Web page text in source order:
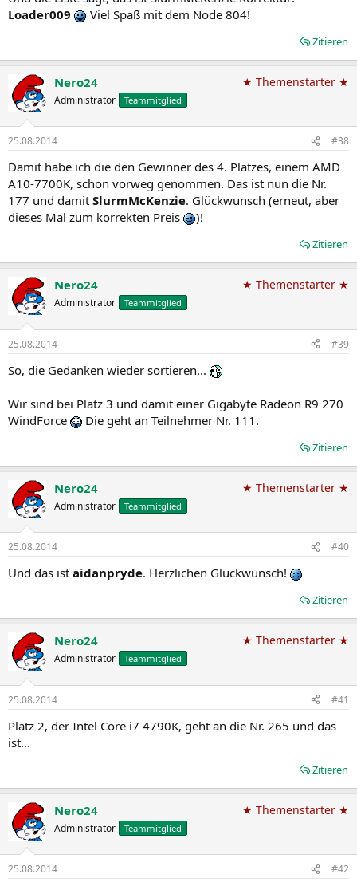
Loader009
Viel Spaß mit dem Node 804!
Zitieren
Nero24
Administrator Teammitglied
★ Themenstarter ★
25.08.2014 #38
Damit habe ich die den Gewinner des 4. Platzes, einem AMD
A10-7700K, schon vorweg genommen. Das ist nun die Nr.
177 und damit SlurmMcKenzie. Glückwunsch (erneut, aber
dieses Mal zum korrekten Preis
)!
Zitieren
Nero24
Administrator Teammitglied
★ Themenstarter ★
25.08.2014 #39
So, die Gedanken wieder sortieren...
Wir sind bei Platz 3 und damit einer Gigabyte Radeon R9 270
WindForce
Die geht an Teilnehmer Nr. 111.
Zitieren
Nero24
Administrator Teammitglied
★ Themenstarter ★
25.08.2014 #40
Und das ist aidanpryde. Herzlichen Glückwunsch!
Zitieren
Nero24
Administrator Teammitglied
★ Themenstarter ★
25.08.2014 #41
Platz 2, der Intel Core i7 4790K, geht an die Nr. 265 und das
ist...
Zitieren
Nero24
Administrator Teammitglied
★ Themenstarter ★
25.08.2014 #42